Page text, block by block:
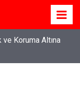
ve Koruma Altına